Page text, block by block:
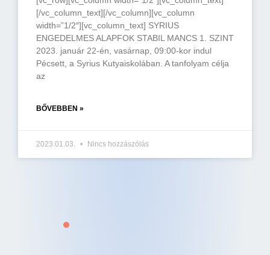
[/vc_column_text][/vc_column][vc_column
width=”1/2″][vc_column_text] SYRIUS
ENGEDELMES ALAPFOK STABIL MANCS 1. SZINT
2023. január 22-én, vasárnap, 09:00-kor indul
Pécsett, a Syrius Kutyaiskolában. A tanfolyam célja
az
BŐVEBBEN »
2023.01.03. Nincs hozzászólás